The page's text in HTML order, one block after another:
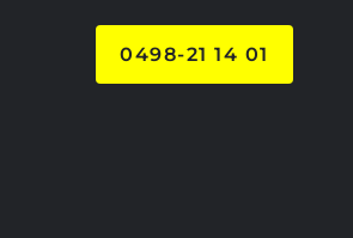
0498-21 14 01